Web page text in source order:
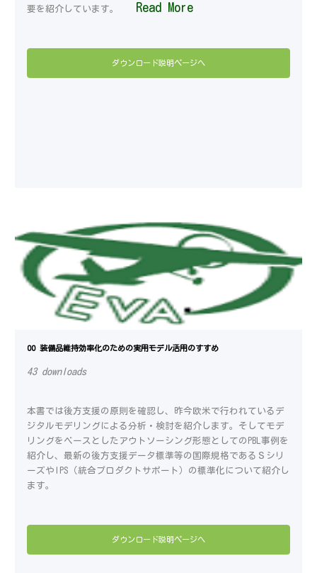
要を紹介しています。
Read More
ダウンロード説明ページへ
00 装備品維持効率化のための実用モデル活用のすすめ
43 downloads
本書では後方支援の原則を確認し、昨今欧米で行われているデ
ジタルモデリングによる分析・検討を紹介します。そしてモデ
リングをベースとしたアウトソーシング形態としてのPBL事例を
紹介し、最新の後方支援データ標準等の国際規格であるＳシリ
ーズやIPS（統合プロダクトサポート）の標準化について紹介し
ます。
ダウンロード説明ページへ